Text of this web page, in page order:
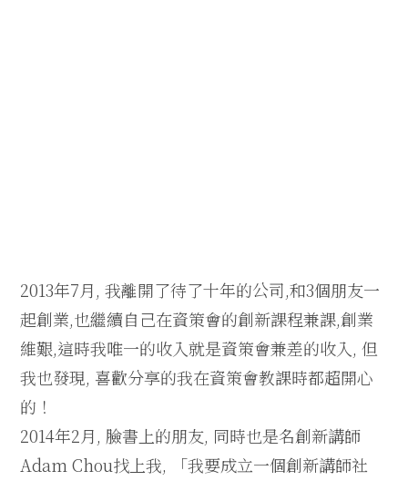
2013年7月, 我離開了待了十年的公司,和3個朋友一
起創業,也繼續自己在資策會的創新課程兼課,創業
維艱,這時我唯一的收入就是資策會兼差的收入, 但
我也發現, 喜歡分享的我在資策會教課時都超開心
的！
2014年2月, 臉書上的朋友, 同時也是名創新講師
Adam Chou找上我, 「我要成立一個創新講師社